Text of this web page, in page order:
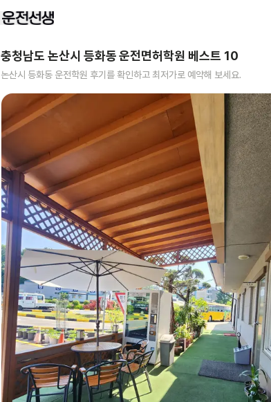
충청남도 논산시 등화동운전면허학원 베스트 10
논산시 등화동 운전학원 후기를 확인하고 최저가로 예약해 보세요.